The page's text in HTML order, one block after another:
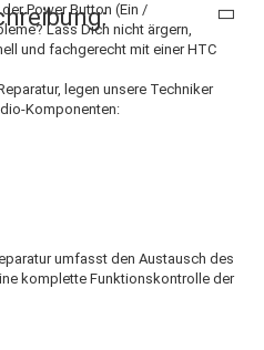
Power Button (Ein /
Lass Dich nicht ärgern,
und fachgerecht mit einer HTC
legen unsere Techniker
Komponenten:
umfasst den Austausch des
komplette Funktionskontrolle der